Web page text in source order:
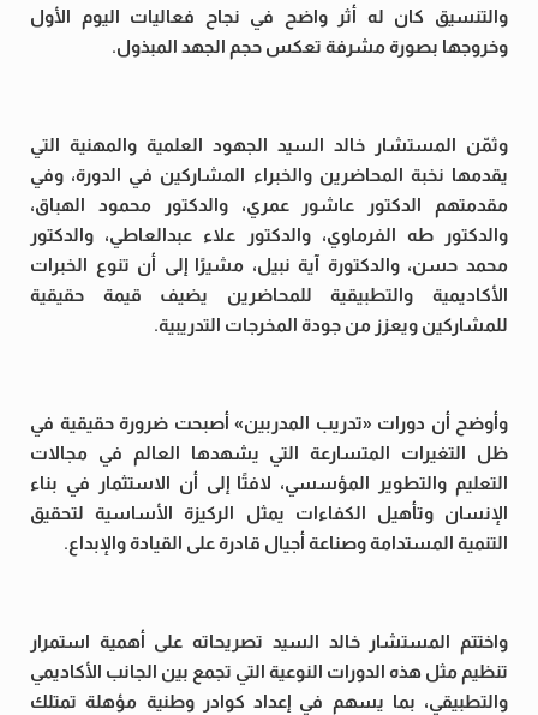
والتنسيق كان له أثر واضح في نجاح فعاليات اليوم الأول
وخروجها بصورة مشرفة تعكس حجم الجهد المبذول.
وثمّن المستشار خالد السيد الجهود العلمية والمهنية التي
يقدمها نخبة المحاضرين والخبراء المشاركين في الدورة، وفي
مقدمتهم الدكتور عاشور عمري، والدكتور محمود الهباق،
والدكتور طه الفرماوي، والدكتور علاء عبدالعاطي، والدكتور
محمد حسن، والدكتورة آية نبيل، مشيرًا إلى أن تنوع الخبرات
الأكاديمية والتطبيقية للمحاضرين يضيف قيمة حقيقية
للمشاركين ويعزز من جودة المخرجات التدريبية.
وأوضح أن دورات «تدريب المدربين» أصبحت ضرورة حقيقية في
ظل التغيرات المتسارعة التي يشهدها العالم في مجالات
التعليم والتطوير المؤسسي، لافتًا إلى أن الاستثمار في بناء
الإنسان وتأهيل الكفاءات يمثل الركيزة الأساسية لتحقيق
التنمية المستدامة وصناعة أجيال قادرة على القيادة والإبداع.
واختتم المستشار خالد السيد تصريحاته على أهمية استمرار
تنظيم مثل هذه الدورات النوعية التي تجمع بين الجانب الأكاديمي
والتطبيقي، بما يسهم في إعداد كوادر وطنية مؤهلة تمتلك